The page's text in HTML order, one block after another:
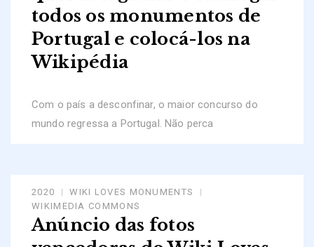
todos os monumentos de
Portugal e colocá-los na
Wikipédia
Com o país a desconfinar, o maior concurso do
mundo regressa a Portugal. Não perca
2020
WIKI LOVES MONUMENTS
WIKIMEDIA COMMONS
Anúncio das fotos